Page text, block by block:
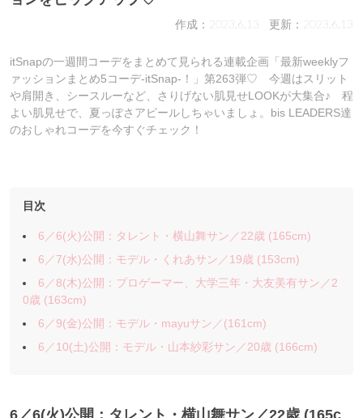
作成：2023.6.13 更新：2023.6.13
itSnapの一週間コーデをまとめて見られる連載企画「最新weeklyフ
ァッションまとめ5コーデ-itSnap-！」第263弾♡ 今週はスリット
や肩開き、シースルーなど、さりげない肌見せLOOKが大集合♪ 程
よい肌見せで、夏っぽさアピールしちゃいましょ。bis LEADERS達
のおしゃれコーデを今すぐチェック！
目次
6／6(火)公開：タレント・横山舞サン／22歳 (165cm)
6／7(水)公開：モデル・くれあサン／19歳 (153cm)
6／8(木)公開：プロゲーマー、大学三年・大友美有サン／2
0歳 (163cm)
6／9(金)公開：モデル・mayuサン／(161cm)
6／10(土)公開：モデル・山本紗彩サン／20歳 (166cm)
6／6(火)公開：タレント・横山舞サン／22歳 (165c